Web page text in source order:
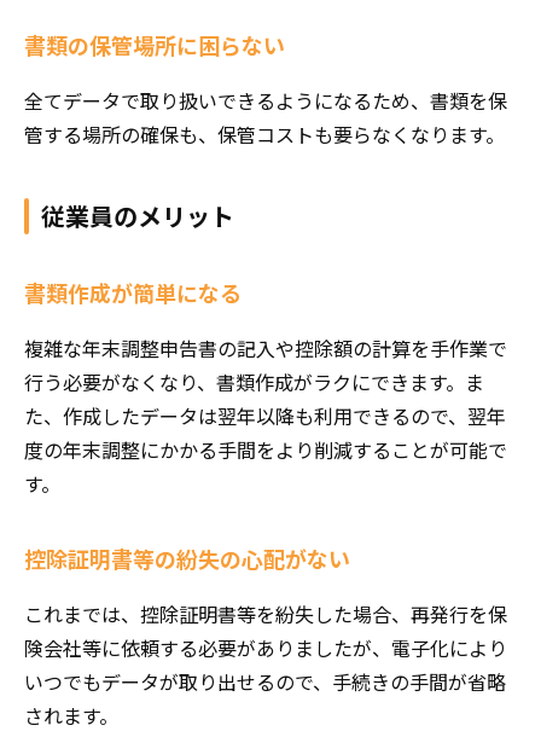
書類の保管場所に困らない
全てデータで取り扱いできるようになるため、書類を保
管する場所の確保も、保管コストも要らなくなります。
従業員のメリット
書類作成が簡単になる
複雑な年末調整申告書の記入や控除額の計算を手作業で
行う必要がなくなり、書類作成がラクにできます。ま
た、作成したデータは翌年以降も利用できるので、翌年
度の年末調整にかかる手間をより削減することが可能で
す。
控除証明書等の紛失の心配がない
これまでは、控除証明書等を紛失した場合、再発行を保
険会社等に依頼する必要がありましたが、電子化により
いつでもデータが取り出せるので、手続きの手間が省略
されます。